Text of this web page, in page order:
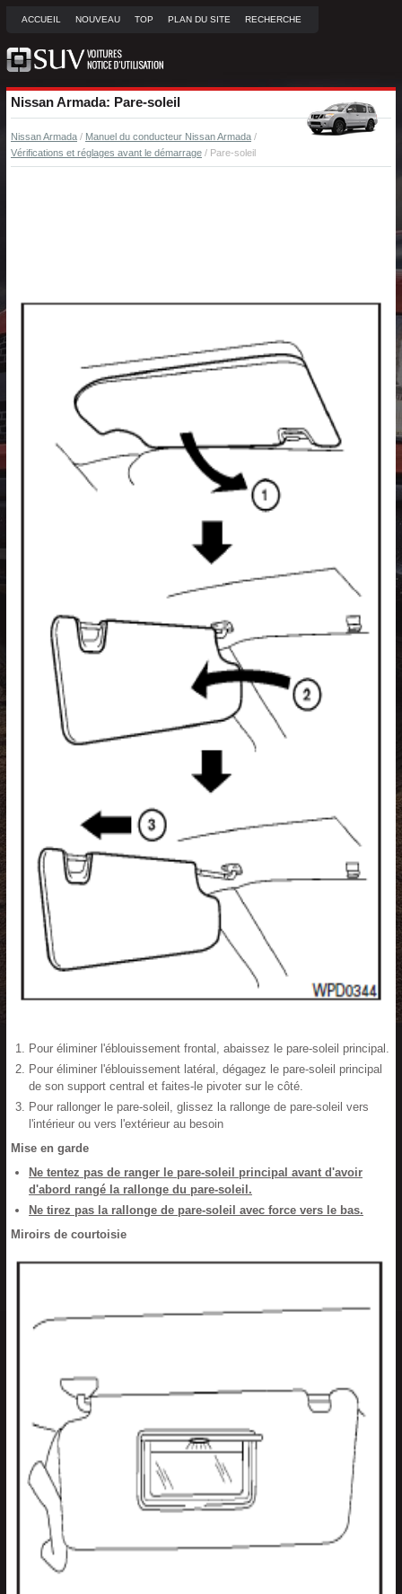
ACCUEIL NOUVEAU TOP PLAN DU SITE RECHERCHE
Nissan Armada: Pare-soleil
Nissan Armada / Manuel du conducteur Nissan Armada /
Vérifications et réglages avant le démarrage / Pare-soleil
Pour éliminer l'éblouissement frontal, abaissez le pare-soleil principal.
Pour éliminer l'éblouissement latéral, dégagez le pare-soleil principal
de son support central et faites-le pivoter sur le côté.
Pour rallonger le pare-soleil, glissez la rallonge de pare-soleil vers
l'intérieur ou vers l'extérieur au besoin
Mise en garde
Ne tentez pas de ranger le pare-soleil principal avant d'avoir
d'abord rangé la rallonge du pare-soleil.
Ne tirez pas la rallonge de pare-soleil avec force vers le bas.
Miroirs de courtoisie